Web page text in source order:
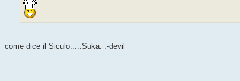
come dice il Siculo.....Suka. :-devil